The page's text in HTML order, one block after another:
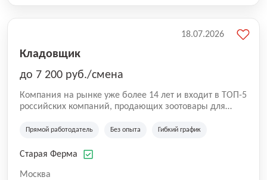
Кладовщик
до 7 200 руб./смена
Компания на рынке уже более 14 лет и входит в ТОП-5
российских компаний, продающих зоотовары для
компания владеет 5 розничными магазинами, а также
России (Wildberries, Ozon, Яндекс. Маркет и
на глобальной доставке товаров по всей территории
Прямой работодатель Без опыта Гибкий график
Старая Ферма
Москва
18.07.2026